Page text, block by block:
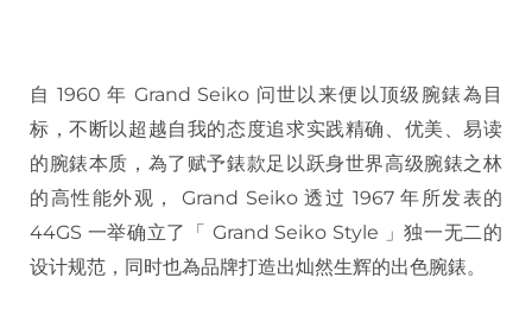
自 1960 年 Grand Seiko 问世以来便以顶级腕錶為目
标，不断以超越自我的态度追求实践精确、优美、易读
的腕錶本质，為了赋予錶款足以跃身世界高级腕錶之林
的高性能外观， Grand Seiko 透过 1967 年所发表的
44GS 一举确立了「 Grand Seiko Style 」独一无二的
设计规范，同时也為品牌打造出灿然生辉的出色腕錶。